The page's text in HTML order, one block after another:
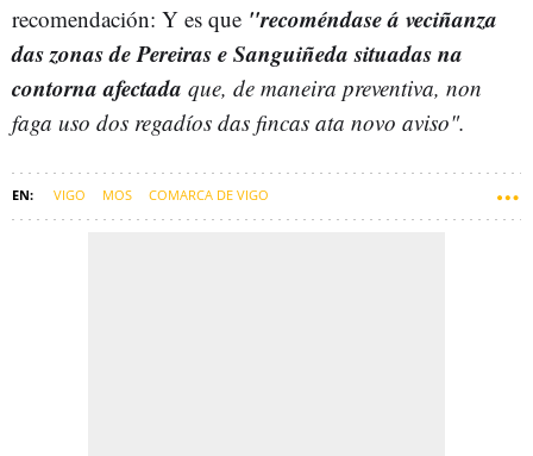
recomendación: Y es que "recoméndase á veciñanza
das zonas de Pereiras e Sanguiñeda situadas na
contorna afectada que, de maneira preventiva, non
faga uso dos regadíos das fincas ata novo aviso".
VIGO MOS COMARCA DE VIGO